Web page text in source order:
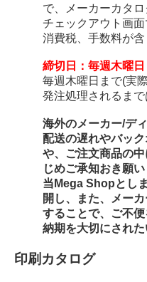
で、メーカーカタ
チェックアウト画
消費税、手数料が含
締切日：毎週木曜日
毎週木曜日まで(実
発注処理されるま
海外のメーカー/デ
配送の遅れやバッ
や、ご注文商品の
じめご承知おき願い
当Mega Shopとし
開し、また、メー
することで、ご不
納期を大切にされ
印刷カタログ